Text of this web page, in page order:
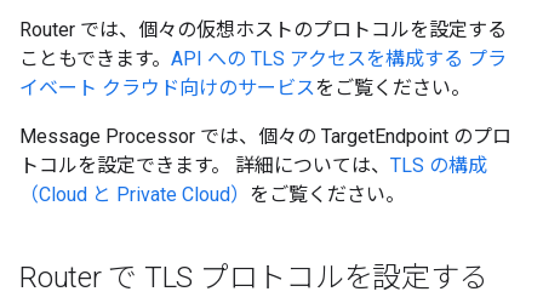
Router では、個々の仮想ホストのプロトコルを設定する
こともできます。 API への TLS アクセスを構成する プラ
イベート クラウド向けのサービスをご覧ください。
Message Processor では、個々の TargetEndpoint のプロ
トコルを設定できます。 詳細については、 TLS の構成
（Cloud と Private Cloud） をご覧ください。
Router で TLS プロトコルを設定する